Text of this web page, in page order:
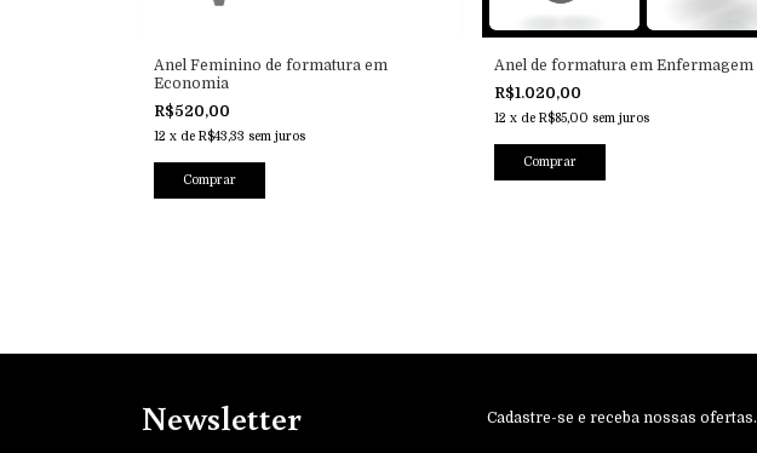
Anel Feminino de formatura em
Economia
R$520,00
12 x de R$43,33 sem juros
Comprar
Anel de formatura em Enfermagem
R$1.020,00
12 x deR$85,00 sem juros
Comprar
Newsletter Cadastre-se e receba nossas ofertas.